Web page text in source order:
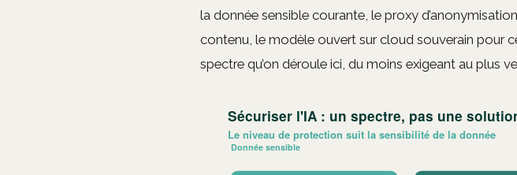
la donnée sensible courante, le proxy
contenu, le modèle ouvert sur cloud souverain pour
spectre qu’on déroule ici, du moins exigeant au plus